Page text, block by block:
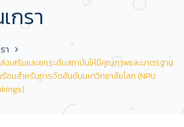
กรา
า
เสริมและยกระดับสถาบันให้มีคุณภาพและมาตรฐาน
อมสำหรับการจัดอันดับมหาวิทยาลัยโลก (NPU